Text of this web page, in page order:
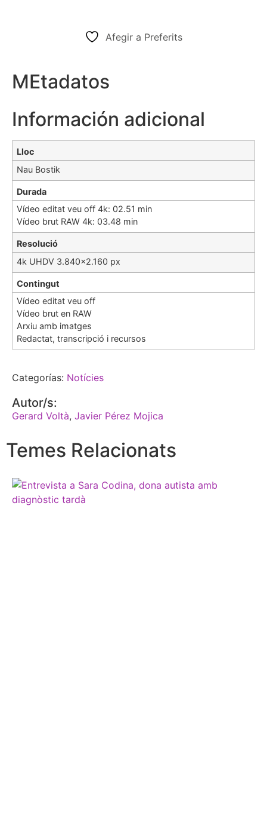
Afegir a Preferits
MEtadatos
Información adicional
Lloc
Nau Bostik
Durada
Vídeo editat veu off 4k: 02.51 min
Vídeo brut RAW 4k: 03.48 min
Resolució
4k UHDV 3.840×2.160 px
Contingut
Vídeo editat veu off
Vídeo brut en RAW
Arxiu amb imatges
Redactat, transcripció i recursos
Categorías: Notícies
Autor/s:
Gerard Voltà, Javier Pérez Mojica
Temes Relacionats